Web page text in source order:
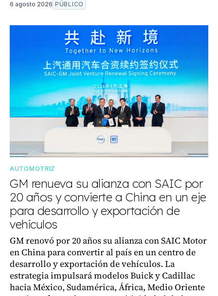
6 agosto 2026 PÚBLICO
AUTOMOTRIZ
GM renueva su alianza con SAIC por
20 años y convierte a China en un eje
para desarrollo y exportación de
vehículos
GM renovó por 20 años su alianza con SAIC Motor
en China para convertir al país en un centro de
desarrollo y exportación de vehículos. La
estrategia impulsará modelos Buick y Cadillac
hacia México, Sudamérica, África, Medio Oriente